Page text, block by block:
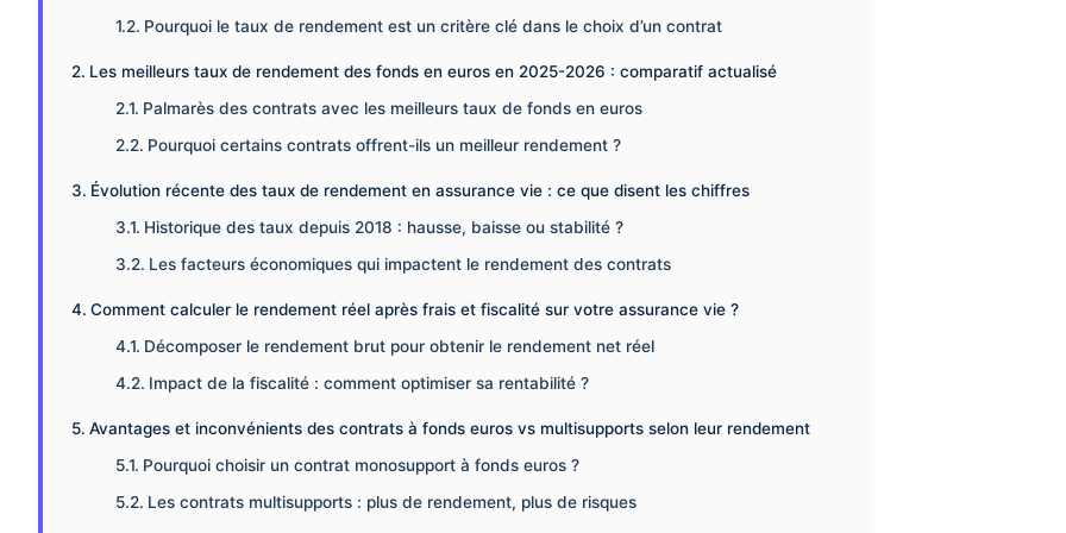
Pourquoi le taux de rendement est un critère clé dans le choix d’un contrat
Les meilleurs taux de rendement des fonds en euros en 2025-2026 : comparatif actualisé
Palmarès des contrats avec les meilleurs taux de fonds en euros
Pourquoi certains contrats offrent-ils un meilleur rendement ?
Évolution récente des taux de rendement en assurance vie : ce que disent les chiffres
Historique des taux depuis 2018 : hausse, baisse ou stabilité ?
Les facteurs économiques qui impactent le rendement des contrats
Comment calculer le rendement réel après frais et fiscalité sur votre assurance vie ?
Décomposer le rendement brut pour obtenir le rendement net réel
Impact de la fiscalité : comment optimiser sa rentabilité ?
Avantages et inconvénients des contrats à fonds euros vs multisupports selon leur rendement
Pourquoi choisir un contrat monosupport à fonds euros ?
Les contrats multisupports : plus de rendement, plus de risques